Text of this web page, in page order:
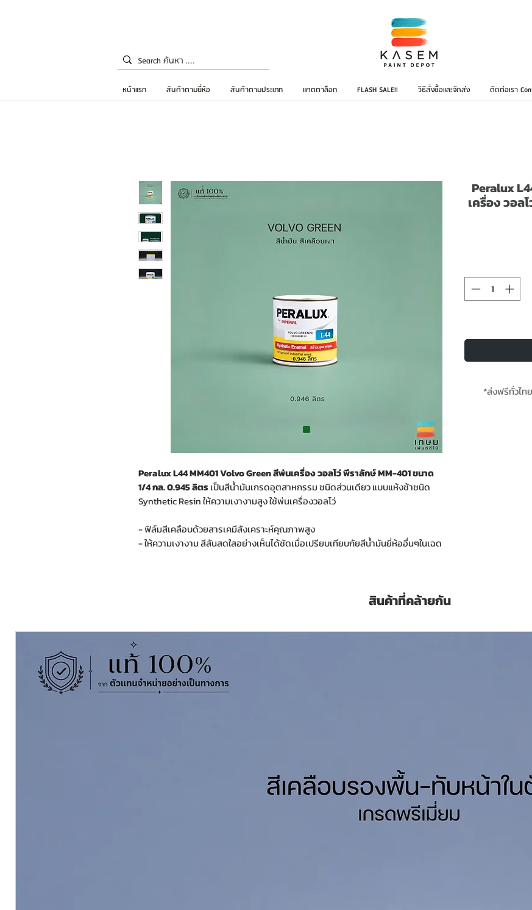
หน้าแรก สินค้าตามยี่ห้อ สินค้าตามประเภท แคตตาล็อก FLASH SALE!! วิธีสั่งซื้อและจัดส่ง ติดต่อเรา
Peralux L44 MM401 Volvo Green สีพ่นเครื่อง วอลโว่ พีราลักษ์ MM-401 ขนาด
1/4 กล. 0.945 ลิตรเป็นสีน้ำมันเกรดอุตสาหกรรม ชนิดส่วนเดียว แบบแห้งช้าชนิด
Synthetic Resin ให้ความเงางามสูง ใช้พ่นเครื่องวอลโว่
- ฟิล์มสีเคลือบด้วยสารเคมีสังเคราะห์คุณภาพสูง
- ให้ความเงางาม สีสันสดใสอย่างเห็นได้ชัดเมื่อเปรียบเทียบกัยสีน้ำมันยี่ห้ออื่นๆในเฉด
- เหมาะสำหรับการใช้งานอุตสาหกรมมต่างๆ เช่นโครงสร้างเหล็ก โครงสร้างอาคาร
enamel for general purpose uses.
- Slow dry type, provide high gloss level
- It is easy to apply by Roller or Spray and can be used in both interior and
exterior area
ทินเนอร์ Peralux W500 Enamel Thinner ทิน
เนอร์ผสมสีน้ำมัน พีราลักษ์ ขนาด1/4 แกลลอน สั่งซื้อ Click
8.78-10 ตร.ม./ชุด/เที่ยว (Sq.M./Set/Coat)
Peralux
เครื่อง วอล
*ส่งฟรีทั่วไท
สินค้าที่คล้ายกัน